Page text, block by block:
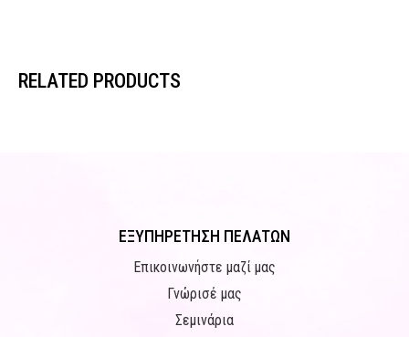
RELATED PRODUCTS
ΕΞΥΠΗΡΕΤΗΣΗ ΠΕΛΑΤΩΝ
Επικοινωνήστε μαζί μας
Γνώρισέ μας
Σεμινάρια